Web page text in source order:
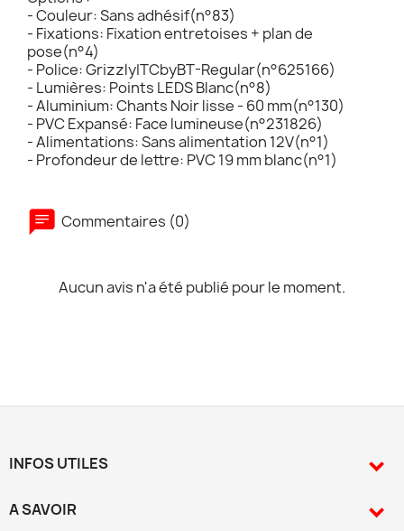
- Couleur: Sans adhésif(n°83)
- Fixations: Fixation entretoises + plan de
pose(n°4)
- Police: GrizzlyITCbyBT-Regular(n°625166)
- Lumières: Points LEDS Blanc(n°8)
- Aluminium: Chants Noir lisse - 60 mm(n°130)
- PVC Expansé: Face lumineuse(n°231826)
- Alimentations: Sans alimentation 12V(n°1)
- Profondeur de lettre: PVC 19 mm blanc(n°1)
Commentaires (0)
Aucun avis n'a été publié pour le moment.
INFOS UTILES 
A SAVOIR 